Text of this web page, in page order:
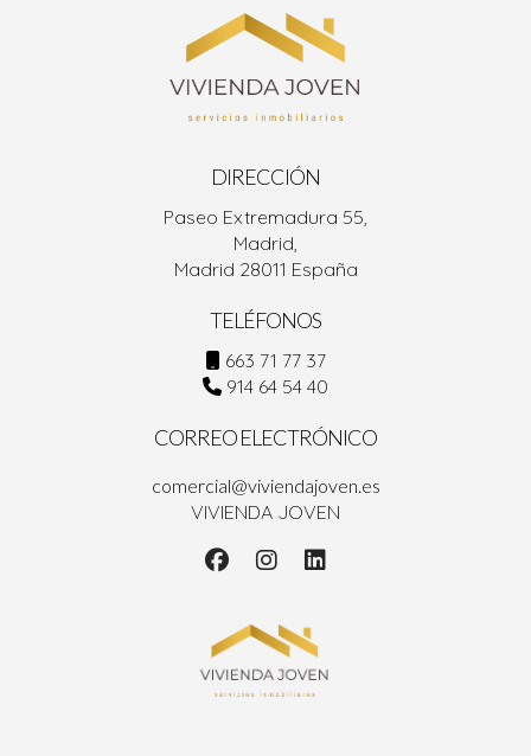
DIRECCIÓN
Paseo Extremadura 55,
Madrid,
Madrid 28011 España
TELÉFONOS
663 71 77 37
914 64 54 40
CORREO ELECTRÓNICO
comercial@viviendajoven.es
VIVIENDA JOVEN